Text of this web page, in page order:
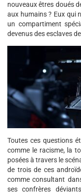
nouveaux êtres doués
aux humains ? Eux qui
un compartiment
devenus des esclaves
Toutes ces questions
comme le racisme, la
posées à travers le
de trois de ces
comme consultant
ses confrères